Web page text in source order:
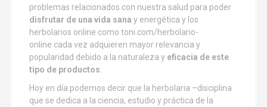
problemas relacionados con nuestra salud para poder
disfrutar de una vida sana y energética y los
herbolarios online como toni.com/herbolario-
online cada vez adquieren mayor relevancia y
popularidad debido a la naturaleza y eficacia de este
tipo de productos
Hoy en día podemos decir que la herbolaria –disciplina
que se dedica a la ciencia, estudio y práctica de la